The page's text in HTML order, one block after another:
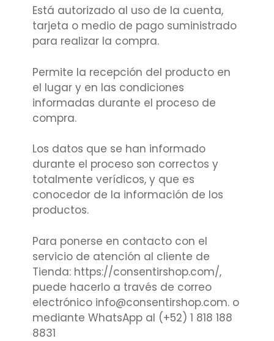
Está autorizado al uso de la cuenta,
tarjeta o medio de pago suministrado
para realizar la compra.
Permite la recepción del producto en
el lugar y en las condiciones
informadas durante el proceso de
compra.
Los datos que se han informado
durante el proceso son correctos y
totalmente verídicos, y que es
conocedor de la información de los
productos.
Para ponerse en contacto con el
servicio de atención al cliente de
Tienda: https://consentirshop.com/,
puede hacerlo a través de correo
electrónico info@consentirshop.com. o
mediante WhatsApp al (+52) 1 818 188
8831